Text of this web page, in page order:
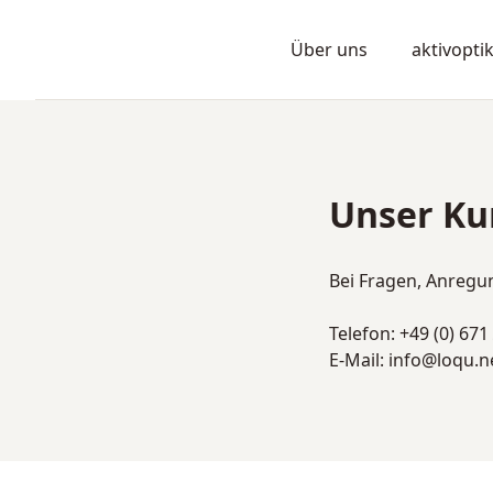
Über uns aktivoptik
Unser
Bei Fragen,
Telefon: +49 (0)
E-Mail: